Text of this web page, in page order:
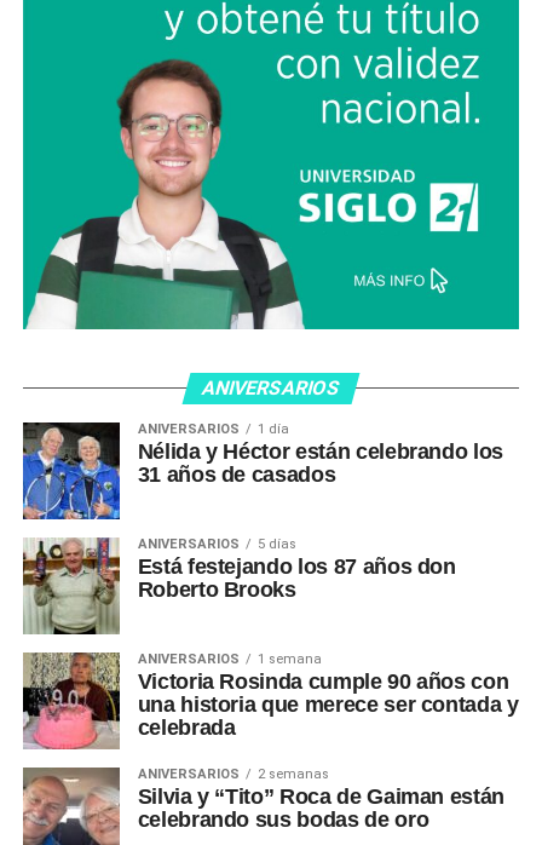
ANIVERSARIOS
ANIVERSARIOS 1 día
Nélida y Héctor están celebrando los
31 años de casados
ANIVERSARIOS 5 días
Está festejando los 87 años don
Roberto Brooks
ANIVERSARIOS 1 semana
Victoria Rosinda cumple 90 años con
una historia que merece ser contada y
celebrada
ANIVERSARIOS 2 semanas
Silvia y “Tito” Roca de Gaiman están
celebrando sus bodas de oro